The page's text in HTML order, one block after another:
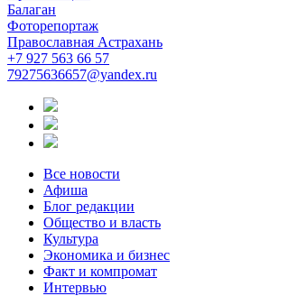
Балаган
Фоторепортаж
Православная Астрахань
+7 927 563 66 57
79275636657@yandex.ru
Все новости
Афиша
Блог редакции
Общество и власть
Культура
Экономика и бизнес
Факт и компромат
Интервью